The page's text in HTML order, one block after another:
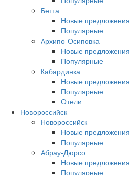
Бетта
Новые предложения
Популярные
Архипо-Осиповка
Новые предложения
Популярные
Кабардинка
Новые предложения
Популярные
Отели
Новороссийск
Новороссийск
Новые предложения
Популярные
Абрау-Дюрсо
Новые предложения
Популярные